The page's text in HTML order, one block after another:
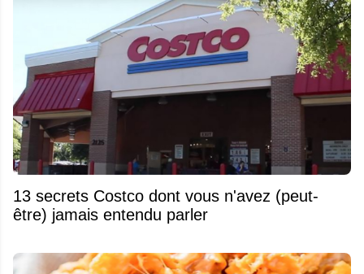
13 secrets Costco dont vous n'avez (peut-
être) jamais entendu parler